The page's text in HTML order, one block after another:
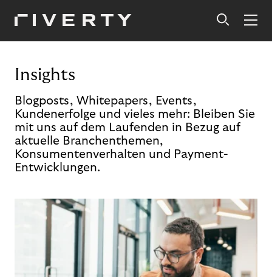
Insights
Blogposts, Whitepapers, Events,
Kundenerfolge und vieles mehr: Bleiben Sie
mit uns auf dem Laufenden in Bezug auf
aktuelle Branchenthemen,
Konsumentenverhalten und Payment-
Entwicklungen.